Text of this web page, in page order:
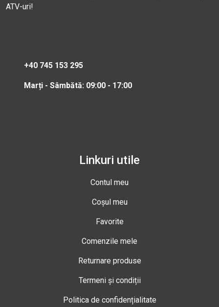
ATV-uri!
+40 745 153 295
Marți - Sâmbătă: 09:00 - 17:00
Linkuri utile
Contul meu
Coșul meu
Favorite
Comenzile mele
Returnare produse
Termeni și condiții
Politica de confidențialitate